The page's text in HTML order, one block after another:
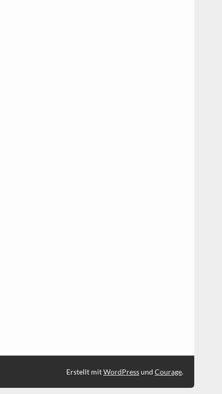
Erstellt mitWordPressund Courage.